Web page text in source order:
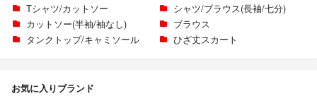
Tシャツ/カットソー
シャツ/ブラウス(長袖/七分)
カットソー(半袖/袖なし)
ブラウス
タンクトップ/キャミソール
ひざ丈スカート
お気に入りブランド